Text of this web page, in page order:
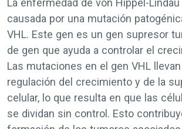
La enfermedad de von Hippel-
causada por una mutación
VHL. Este gen es un gen supresor
de gen que ayuda a controlar el
Las mutaciones en el gen VHL
regulación del crecimiento y de la
celular, lo que resulta en que las
se dividan sin control. Esto